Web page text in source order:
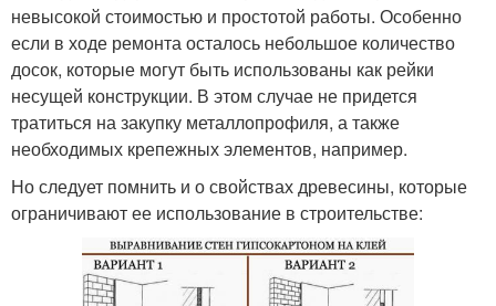
невысокой стоимостью и простотой работы. Особенно
если в ходе ремонта осталось небольшое количество
досок, которые могут быть использованы как рейки
несущей конструкции. В этом случае не придется
тратиться на закупку металлопрофиля, а также
необходимых крепежных элементов, например.
Но следует помнить и о свойствах древесины, которые
ограничивают ее использование в строительстве: